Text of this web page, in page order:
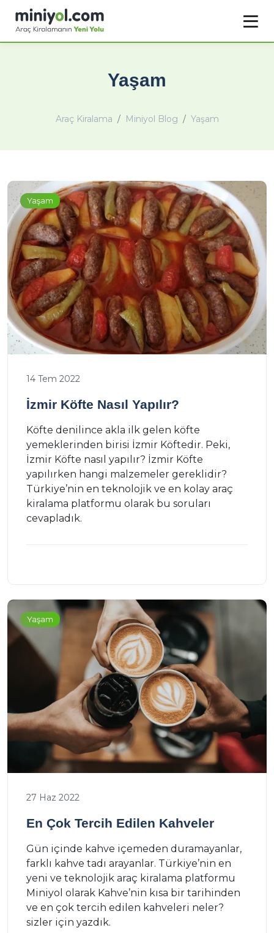
Yaşam
Araç Kiralama Miniyol Blog Yaşam
Yaşam
14 Tem 2022
İzmir Köfte Nasıl Yapılır?
Köfte denilince akla ilk gelen köfte
yemeklerinden birisi İzmir Köftedir. Peki,
İzmir Köfte nasıl yapılır? İzmir Köfte
yapılırken hangi malzemeler gereklidir?
Türkiye’nin en teknolojik ve en kolay araç
kiralama platformu olarak bu soruları
cevapladık.
Yaşam
27 Haz 2022
En Çok Tercih Edilen Kahveler
Gün içinde kahve içemeden duramayanlar,
farklı kahve tadı arayanlar. Türkiye’nin en
yeni ve teknolojik araç kiralama platformu
Miniyol olarak Kahve’nin kısa bir tarihinden
ve en çok tercih edilen kahveleri neler?
sizler için yazdık.